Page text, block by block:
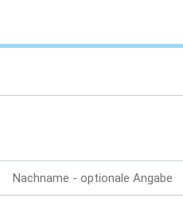
Nachname - optionale Angabe